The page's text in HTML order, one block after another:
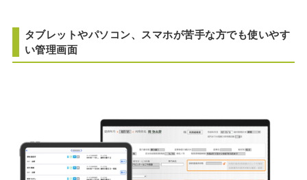
タブレットやパソコン、スマホが苦手な方でも使いやす
い管理画面